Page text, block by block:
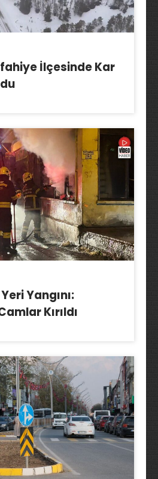
İlçesinde Kar
Yangını:
Kırıldı